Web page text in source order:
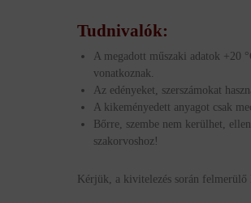
Tudnivalók:
A megadott műszaki adatok +20
vonatkoznak.
Az edényeket, szerszámokat
A kikeményedett anyagot csak
Bőrre, szembe nem kerülhet,
szakorvoshoz!
Kérjük, a kivitelezés során